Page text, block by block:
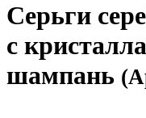
Серьги
с
шампань